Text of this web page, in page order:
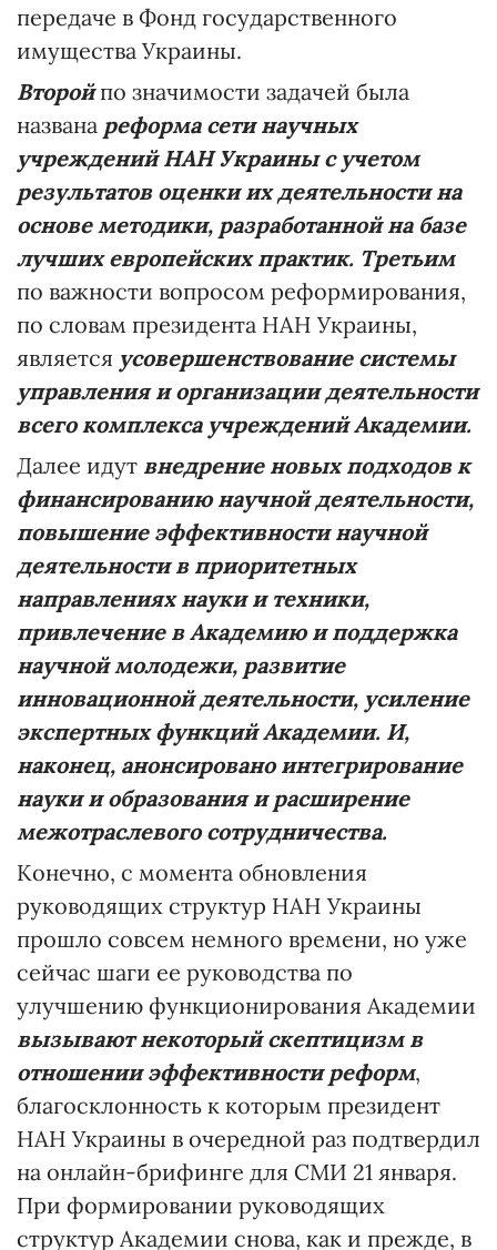
передаче в Фонд государственного
имущества Украины.
Второй по значимости задачей была
названа реформа сети научных
учреждений НАН Украины с учетом
результатов оценки их деятельности на
основе методики, разработанной на базе
лучших европейских практик. Третьим
по важности вопросом реформирования,
по словам президента НАН Украины,
является усовершенствование системы
управления и организации деятельности
всего комплекса учреждений Академии.
Далее идут внедрение новых подходов к
финансированию научной деятельности,
повышение эффективности научной
деятельности в приоритетных
направлениях науки и техники,
привлечение в Академию и поддержка
научной молодежи, развитие
инновационной деятельности, усиление
экспертных функций Академии. И,
наконец, анонсировано интегрирование
науки и образования и расширение
межотраслевого сотрудничества.
Конечно, с момента обновления
руководящих структур НАН Украины
прошло совсем немного времени, но уже
сейчас шаги ее руководства по
улучшению функционирования Академии
вызывают некоторый скептицизм в
отношении эффективности реформ,
благосклонность к которым президент
НАН Украины в очередной раз подтвердил
на онлайн-брифинге для СМИ 21 января.
При формировании руководящих
структур Академии снова, как и прежде, в